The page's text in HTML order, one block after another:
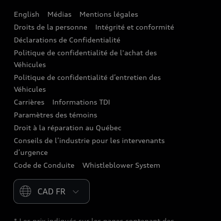
Audi connect
Assistance routière
Audi Care
Centres de carrosserie Audi
Garanties Audi et couverture
English Médias
Mentions légales
Droits de la personne
Intégrité et conformité
Déclarations de Confidentialité
Politique de confidentialité de l'achat des
Véhicules
Politique de confidentialité d’entretien des
Véhicules
Carrières
Informations TDI
Paramètres des témoins
Droit à la réparation au Québec
Conseils de l’industrie pour les intervenants
d’urgence
Code de Conduite
Whistleblower System
Please select country